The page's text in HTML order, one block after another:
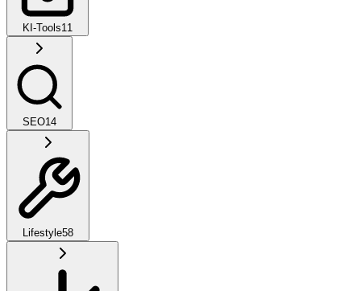
KI-Tools11
SEO14
Lifestyle58